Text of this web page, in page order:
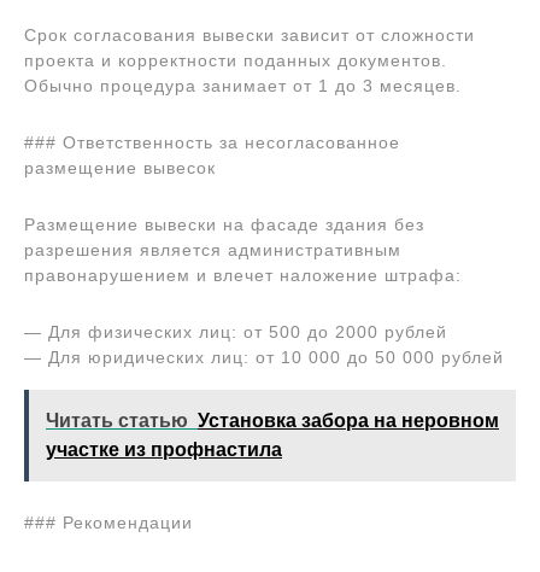
Срок согласования вывески зависит от сложности
проекта и корректности поданных документов.
Обычно процедура занимает от 1 до 3 месяцев.
### Ответственность за несогласованное
размещение вывесок
Размещение вывески на фасаде здания без
разрешения является административным
правонарушением и влечет наложение штрафа:
— Для физических лиц: от 500 до 2000 рублей
— Для юридических лиц: от 10 000 до 50 000 рублей
Читать статью Установка забора на неровном
участке из профнастила
### Рекомендации